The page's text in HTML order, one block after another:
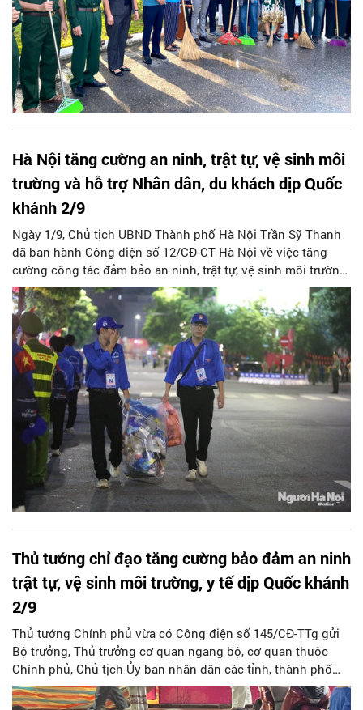
Hà Nội tăng cường an ninh, trật tự, vệ sinh môi
trường và hỗ trợ Nhân dân, du khách dịp Quốc
khánh 2/9
Ngày 1/9, Chủ tịch UBND Thành phố Hà Nội Trần Sỹ Thanh
đã ban hành Công điện số 12/CĐ-CT Hà Nội về việc tăng
cường công tác đảm bảo an ninh, trật tự, vệ sinh môi trường
và hỗ trợ Nhân dân, du khách tham gia, theo dõi các hoạt
động Lễ kỷ niệm diễu binh, diễu hành 80 năm Cách mạng
tháng Tám thành công và Quốc khánh nước Cộng hòa xã
hội chủ nghĩa Việt Nam.
Thủ tướng chỉ đạo tăng cường bảo đảm an ninh
trật tự, vệ sinh môi trường, y tế dịp Quốc khánh
2/9
Thủ tướng Chính phủ vừa có Công điện số 145/CĐ-TTg gửi
Bộ trưởng, Thủ trưởng cơ quan ngang bộ, cơ quan thuộc
Chính phủ, Chủ tịch Ủy ban nhân dân các tỉnh, thành phố
trực thuộc Trung ương về tăng cường công tác bảo đảm an
toàn, an ninh, trật tự, vệ sinh môi trường, y tế dịp Lễ Quốc